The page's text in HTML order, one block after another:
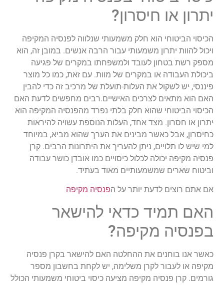
יתרון או חיסרון?
הכיסוי הביטוחי הוא חלק משמעותי שנלווה לפנסיה המקיפה
ויכול להוות יתרון משמעותי עבור הרבה אנשים. במובן זה, הוא
מספק רשת בטחון לעובד ולמשפחתו במקרים של פגיעה
ביכולת העבודה או במקרים של מוות. עם זאת, כמו כל מוצר
פיננסי, יש לשקול את העלות-תועלת של מרכיב זה כדי להבין
האם הוא מתאים לצרכים האישיים.רבים מחפשים לדעת האם
הכיסוי הביטוחי שהוא חלק בלתי נפרד מהפנסיה המקיפה הוא
יתרון או חסרון. מצד אחד, העלות הנוספת עשויה להיראות
כחיסרון, אבל כאשר מבינים את הערך שהוא מביא, במיוחד
למי שיש לו תלויים, ניתן להעריך את היתרונות הרבים. קרן
פנסיה מקיפה יכולה לכלול כיסויים כמו אובדן כושר עבודה
וביטוח שארים שמשמעותיים מאוד בעתיד.
אם אתם רוצים לדעת יותר על הפנסיה מקיפה
האם תמיד כדאי להישאר
בפנסיה מקיפה?
כאשר אנו בוחנים את ההחלטה האם להישאר בקרן פנסיה
מקיפה או לעבור לקרן משלימה, יש לקחת בחשבון מספר
גורמים. קרן פנסיה מקיפה מציעה כיסוי ביטוחי משמעותי הכולל